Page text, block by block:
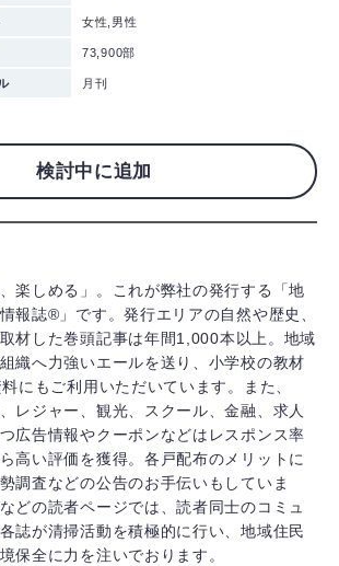
女性,男性
73,900部
月刊
検討中に追加
楽しめる」。これが弊社の発行する「地
報誌®」です。発行エリアの自然や歴史、
材した巻頭記事は年間1,000本以上。地域
織へ力強いエールを送り、小学校の教材
にもご利用いただいています。また、
レジャー、観光、スクール、金融、求人
広告情報やクーポンなどはレスポンス率
高い評価を獲得。各戸配布のメリットに
調査などの公告のお手伝いもしていま
どの読者ページでは、読者同士のコミュ
誌が清掃活動を積極的に行い、地域住民
保全に力を注いでおります。